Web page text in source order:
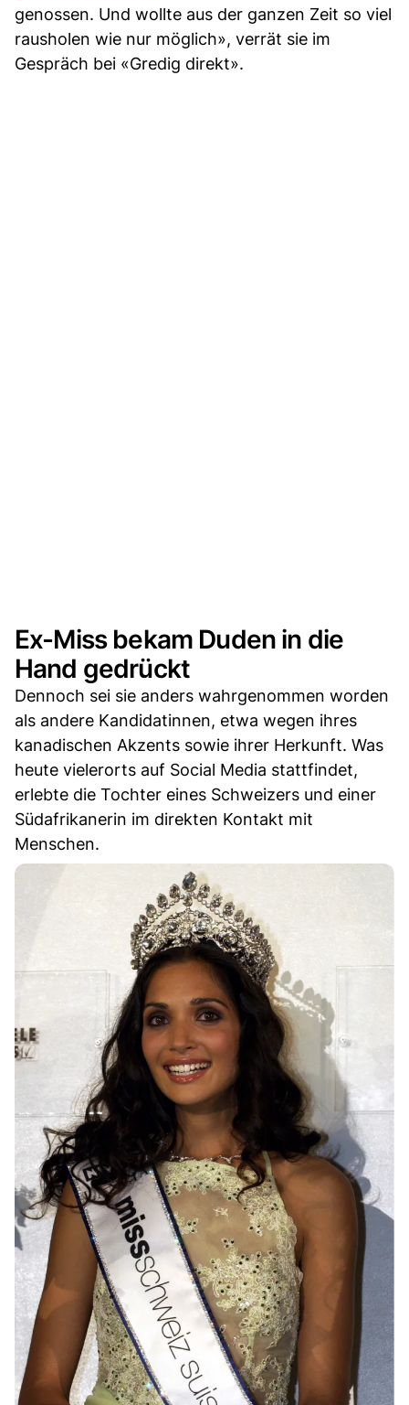
genossen. Und wollte aus der ganzen Zeit so viel
rausholen wie nur möglich», verrät sie im
Gespräch bei «Gredig direkt».
Ex-Miss bekam Duden in die
Hand gedrückt
Dennoch sei sie anders wahrgenommen worden
als andere Kandidatinnen, etwa wegen ihres
kanadischen Akzents sowie ihrer Herkunft. Was
heute vielerorts auf Social Media stattfindet,
erlebte die Tochter eines Schweizers und einer
Südafrikanerin im direkten Kontakt mit
Menschen.